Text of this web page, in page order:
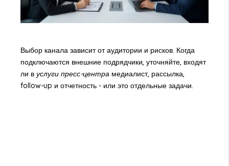
Выбор канала зависит от аудитории и рисков. Когда
подключаются внешние подрядчики, уточняйте, входят
ли в услуги пресс-центра медиалист, рассылка,
follow-up и отчетность - или это отдельные задачи.